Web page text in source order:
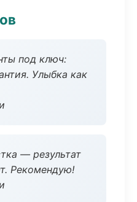
под ключ:
Улыбка как
— результат
Рекомендую!